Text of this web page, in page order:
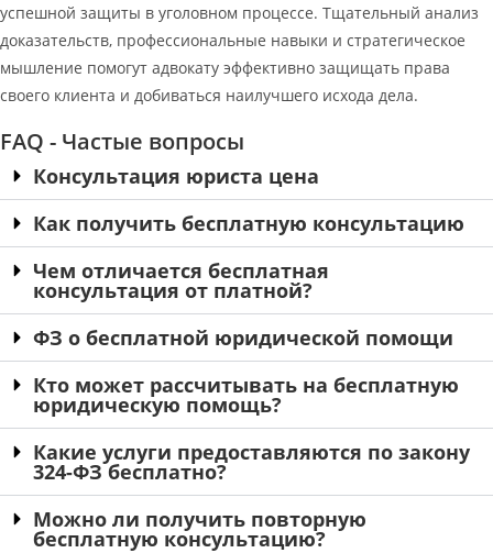
успешной защиты в уголовном процессе. Тщательный анализ
доказательств, профессиональные навыки и стратегическое
мышление помогут адвокату эффективно защищать права
своего клиента и добиваться наилучшего исхода дела.
FAQ - Частые вопросы
Консультация юриста цена
Как получить бесплатную консультацию
Чем отличается бесплатная
консультация от платной?
ФЗ о бесплатной юридической помощи
Кто может рассчитывать на бесплатную
юридическую помощь?
Какие услуги предоставляются по закону
324-ФЗ бесплатно?
Можно ли получить повторную
бесплатную консультацию?